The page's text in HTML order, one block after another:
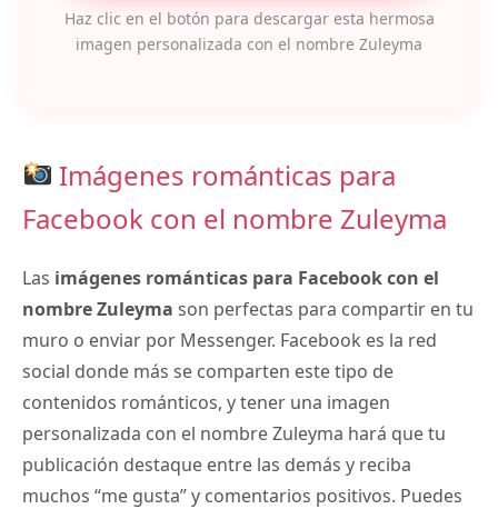
Haz clic en el botón para descargar esta hermosa
imagen personalizada con el nombre Zuleyma
Imágenes románticas para
Facebook con el nombre Zuleyma
Las imágenes románticas para Facebook con el
nombre Zuleyma son perfectas para compartir en tu
muro o enviar por Messenger. Facebook es la red
social donde más se comparten este tipo de
contenidos románticos, y tener una imagen
personalizada con el nombre Zuleyma hará que tu
publicación destaque entre las demás y reciba
muchos “me gusta” y comentarios positivos. Puedes